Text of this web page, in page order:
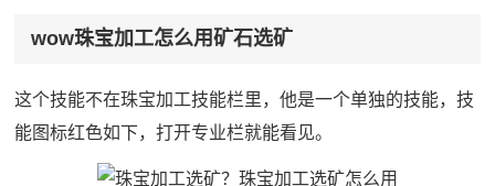
wow珠宝加工怎么用矿石选矿
这个技能不在珠宝加工技能栏里，他是一个单独的技能，技
能图标红色如下，打开专业栏就能看见。